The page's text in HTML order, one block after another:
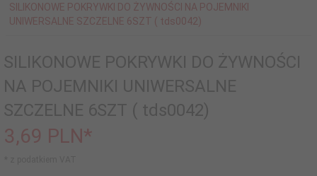
SILIKONOWE POKRYWKI DO ŻYWNOŚCI NA POJEMNIKI
UNIWERSALNE SZCZELNE 6SZT ( tds0042)
SILIKONOWE POKRYWKI DO ŻYWNOŚCI
NA POJEMNIKI UNIWERSALNE
SZCZELNE 6SZT ( tds0042)
3,69 PLN*